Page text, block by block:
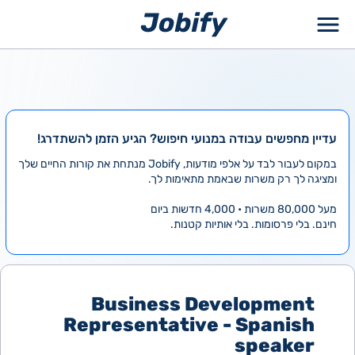
עדיין מחפשים עבודה במנועי חיפוש? הגיע הזמן להשתדרג!
במקום לעבור לבד על אלפי מודעות, Jobify מנתחת את קורות החיים שלך
ומציגה לך רק משרות שבאמת מתאימות לך.
מעל 80,000 משרות • 4,000 חדשות ביום
חינם. בלי פרסומות. בלי אותיות קטנות.
Business Development
Representative - Spanish
speaker